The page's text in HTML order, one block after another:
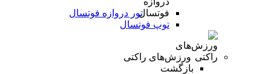
تور دروازه فوتسال
توپ فوتسال
ورزش‌های راکتی
بازگشت